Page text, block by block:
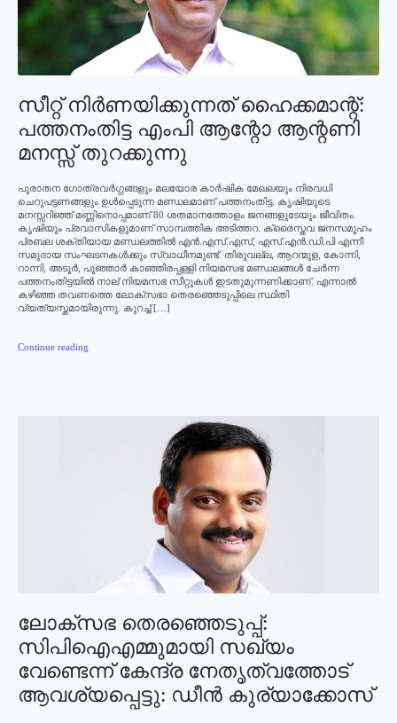
സീറ്റ് നിര്‍ണയിക്കുന്നത് ഹൈക്കമാന്റ്:
പത്തനംതിട്ട എംപി ആന്റോ ആന്റണി
മനസ്സ് തുറക്കുന്നു
പുരാതന ഗോത്രവര്‍ഗ്ഗങ്ങളും മലയോര കാര്‍ഷിക മേഖലയും നിരവധി
ചെറുപട്ടണങ്ങളും ഉള്‍പ്പെടുന്ന മണ്ഡലമാണ് പത്തനംതിട്ട. കൃഷിയുടെ
മനസ്സറിഞ്ഞ് മണ്ണിനൊപ്പമാണ് 80 ശതമാനത്തോളം ജനങ്ങളുടേയും ജീവിതം.
കൃഷിയും പ്രവാസികളുമാണ് സാമ്പത്തിക അടിത്തറ. ക്രൈസ്തവ ജനസമൂഹം
പ്രബല ശക്തിയായ മണ്ഡലത്തില്‍ എന്‍.എസ്.എസ്, എസ്.എന്‍.ഡി.പി എന്നീ
സമുദായ സംഘടനകള്‍ക്കും സ്വാധീനമുണ്ട്. തിരുവല്ല, ആറന്മുള, കോന്നി,
റാന്നി, അടൂര്‍, പൂഞ്ഞാര്‍ കാഞ്ഞിരപ്പള്ളി നിയമസഭ മണ്ഡലങ്ങള്‍ ചേര്‍ന്ന
പത്തനംതിട്ടയില്‍ നാല് നിയമസഭ സീറ്റുകള്‍ ഇടതുമുന്നണിക്കാണ്. എന്നാല്‍
കഴിഞ്ഞ തവണത്തെ ലോക്‌സഭാ തെരഞ്ഞെടുപ്പിലെ സ്ഥിതി
വ്യത്യസ്തമായിരുന്നു. കുറച്ച് […]
Continue reading
ലോക്‌സഭ തെരഞ്ഞെടുപ്പ്:
സിപിഐഎമ്മുമായി സഖ്യം
വേണ്ടെന്ന് കേന്ദ്ര നേതൃത്വത്തോട്
ആവശ്യപ്പെട്ടു: ഡീന്‍ കുര്യാക്കോസ്‌